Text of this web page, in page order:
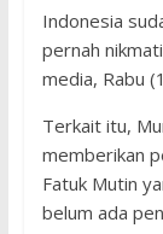
Indonesia
pernah
media, Rabu
Terkait itu,
memberikan
Fatuk Mutin
belum ada